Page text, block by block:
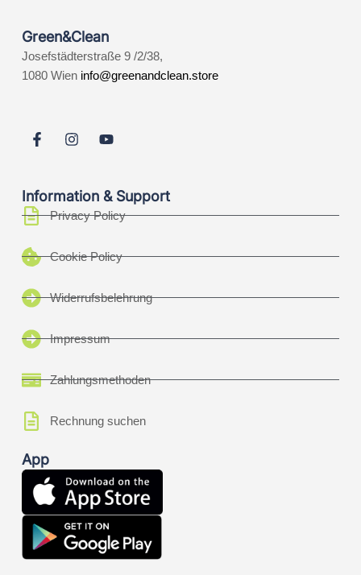
Green&Clean
Josefstädterstraße 9 /2/38,
1080 Wien info@greenandclean.store
Information & Support
Privacy Policy
Cookie Policy
Widerrufsbelehrung
Impressum
Zahlungsmethoden
Rechnung suchen
App